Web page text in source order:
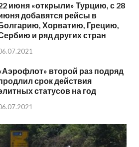
июня «открыли» Турцию, с 28
добавятся рейсы в
Хорватию, Грецию,
и ряд других стран
второй раз подряд
срок действия
статусов на год